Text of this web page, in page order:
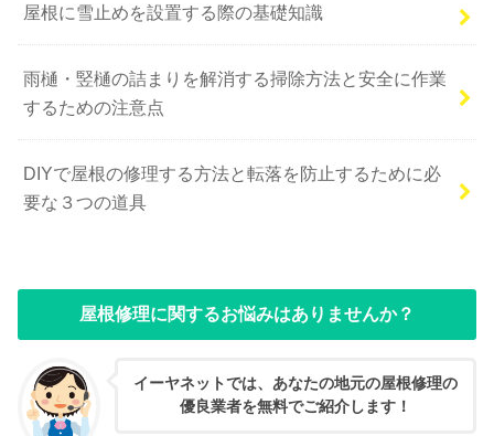
屋根に雪止めを設置する際の基礎知識
雨樋・竪樋の詰まりを解消する掃除方法と安全に作業
するための注意点
DIYで屋根の修理する方法と転落を防止するために必
要な３つの道具
屋根修理に関するお悩みはありませんか？
イーヤネットでは、あなたの地元の屋根修理の
優良業者を無料でご紹介します！